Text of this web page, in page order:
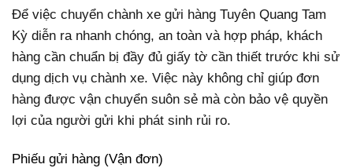
Để việc chuyển chành xe gửi hàng Tuyên Quang Tam
Kỳ diễn ra nhanh chóng, an toàn và hợp pháp, khách
hàng cần chuẩn bị đầy đủ giấy tờ cần thiết trước khi sử
dụng dịch vụ chành xe. Việc này không chỉ giúp đơn
hàng được vận chuyển suôn sẻ mà còn bảo vệ quyền
lợi của người gửi khi phát sinh rủi ro.
Phiếu gửi hàng (Vận đơn)